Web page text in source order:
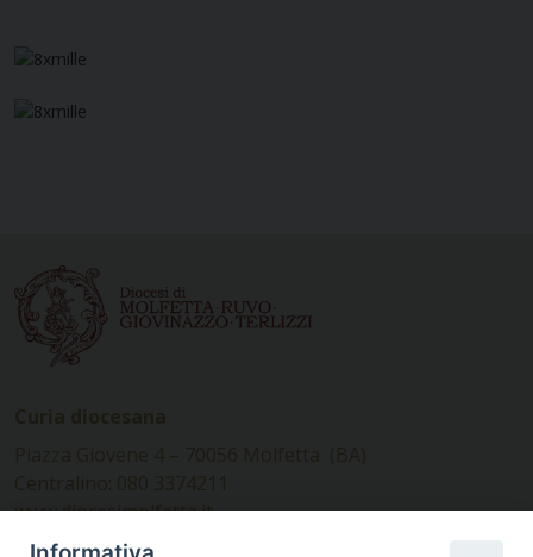
www.diocesimolfetta.it –
diocesimolfetta@pec.chiesacattolica.it